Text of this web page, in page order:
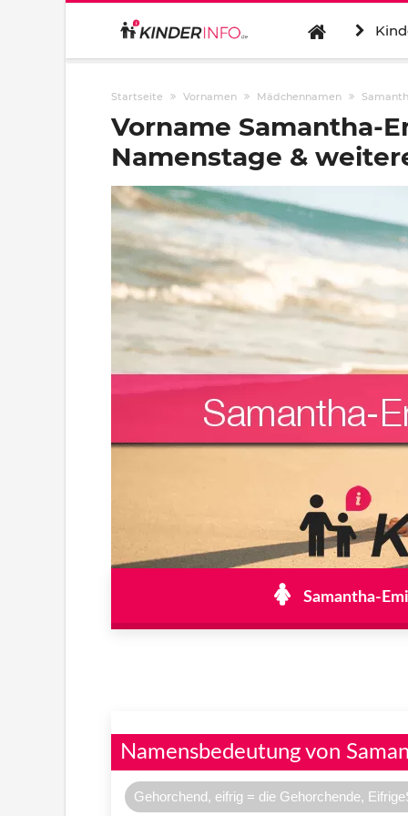
Startseite Vornamen Mädchennamen
Vorname Samantha-
Namenstage &
Samantha-
Namensbedeutung von
Gehorchend, eifrig = die Gehorchende,